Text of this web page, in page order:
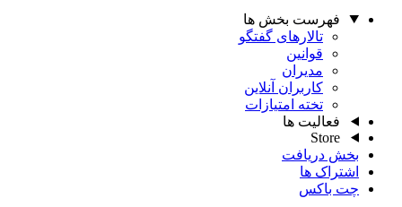
فهرست بخش ها
تالارهای گفتگو
قوانین
مدیران
کاربران آنلاین
تخته امتیازات
فعالیت ها
Store
بخش دریافت
اشتراک ها
چت باکس